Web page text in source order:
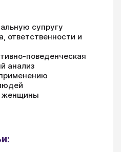
супругу
ответственности и
поведенческая
анализ
женщины